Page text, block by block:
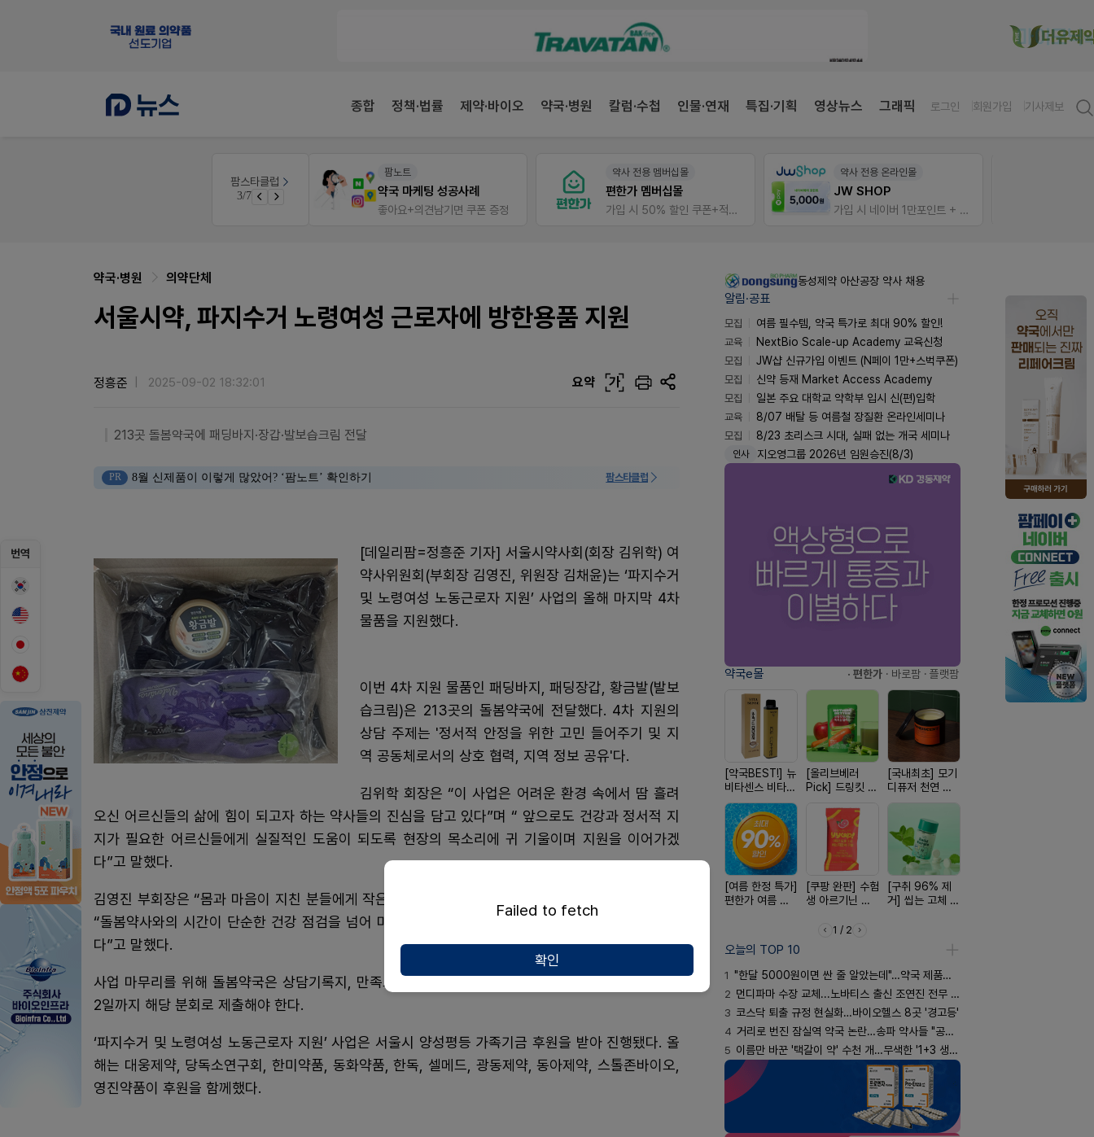
종합 정책·법률 제약·바이오 약국·병원 칼럼·수첩 인물·연재 특집·기획 영상뉴스 그래픽 로그인 회원가입 기사제보
팜스타클럽
3/7 우리 가족 다양한 상처엔 비아핀!
팜노트
약국 마케팅 성공사례
좋아요+의견남기면 쿠폰 증정
약사 전용 멤버십몰
편한가 멤버십몰
가입 시 50% 할인 쿠폰+적립금까지!
약사 전용 온라인몰
JW SHOP
가입 시 네이버 1만포인트 + 스벅쿠폰
번역
약국·병원 의약단체
서울시약, 파지수거 노령여성 근로자에 방한용품 지원
정흥준 2025-09-02 18:32:01 요약 가
213곳 돌봄약국에 패딩바지·장갑·발보습크림 전달
PR 8월 신제품이 이렇게 많았어? ‘팜노트’ 확인하기 팜스타클럽
[데일리팜=정흥준 기자] 서울시약사회(회장 김위학) 여
약사위원회(부회장 김영진, 위원장 김채윤)는 ‘파지수거
및 노령여성 노동근로자 지원’ 사업의 올해 마지막 4차
물품을 지원했다.
이번 4차 지원 물품인 패딩바지, 패딩장갑, 황금발(발보
습크림)은 213곳의 돌봄약국에 전달했다. 4차 지원의
상담 주제는 '정서적 안정을 위한 고민 들어주기 및 지
역 공동체로서의 상호 협력, 지역 정보 공유'다.
김위학 회장은 “이 사업은 어려운 환경 속에서 땀 흘려
오신 어르신들의 삶에 힘이 되고자 하는 약사들의 진심을 담고 있다”며 “ 앞으로도 건강과 정서적 지
지가 필요한 어르신들에게 실질적인 도움이 되도록 현장의 목소리에 귀 기울이며 지원을 이어가겠
다”고 말했다.
김영진 부회장은 “몸과 마음이 지친 분들에게 작은 약상자 하나가 큰 위로가 될 수 있다고 믿는다”며
“돌봄약사와의 시간이 단순한 건강 점검을 넘어 마음을 나누는 따뜻하고 소중한 시간이 되었길 바란
다”고 말했다.
사업 마무리를 위해 돌봄약국은 상담기록지, 만족도설문지, 사업자등록증(사본), 통장(사본)을 9월 1
2일까지 해당 분회로 제출해야 한다.
‘파지수거 및 노령여성 노동근로자 지원’ 사업은 서울시 양성평등 가족기금 후원을 받아 진행됐다. 올
해는 대웅제약, 당독소연구회, 한미약품, 동화약품, 한독, 셀메드, 광동제약, 동아제약, 스톨존바이오,
영진약품이 후원을 함께했다.
동성제약 아산공장 약사 채용
알림·공표
모집
여름 필수템, 약국 특가로 최대 90% 할인!
교육
NextBio Scale-up Academy 교육신청
모집
JW샵 신규가입 이벤트 (N페이 1만+스벅쿠폰)
모집
신약 등재 Market Access Academy
모집
일본 주요 대학교 약학부 입시 신(편)입학
교육
8/07 배탈 등 여름철 장질환 온라인세미나
모집
8/23 초리스크 시대, 실패 없는 개국 세미나
인사 지오영그룹 2026년 임원승진(8/3)
약국e몰 · 편한가 · 바로팜 · 플랫팜
[약국BEST!] 뉴
비타센스 비타민
흡입기
[올리브베러
Pick] 드링킷 건
[국내최초] 모기
디퓨저 천연 계
피 모키센트 디
[여름 한정 특가]
편한가 여름 쿨
[쿠팡 완판] 수험
생 아르기닌 에
[구취 96% 제
거] 씹는 고체 가
1 / 2
오늘의 TOP 10
1 "한달 5000원이면 싼 줄 알았는데"…약국 제품과 비교해보니
2 먼디파마 수장 교체...노바티스 출신 조연진 전무 내정
3 코스닥 퇴출 규정 현실화…바이오헬스 8곳 '경고등'
4 거리로 번진 잠실역 약국 논란…송파 약사들 "공공성 훼손"
5 이름만 바꾼 '택갈이 약' 수천 개…무색한 '1+3 생동'
Failed to fetch
확인